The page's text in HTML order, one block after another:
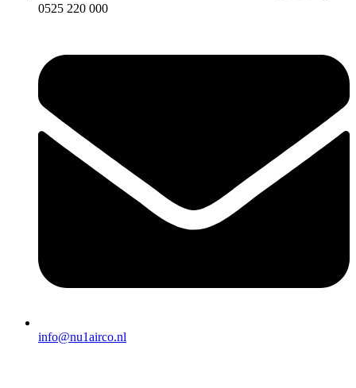
0525 220 000
info@nu1airco.nl